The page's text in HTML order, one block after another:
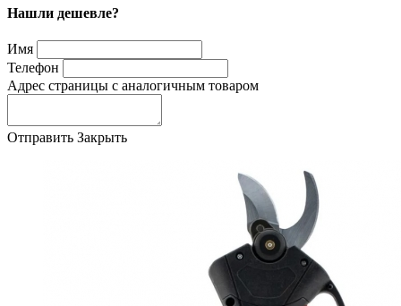
Нашли дешевле?
Имя
Телефон
Адрес страницы с аналогичным товаром
Отправить Закрыть